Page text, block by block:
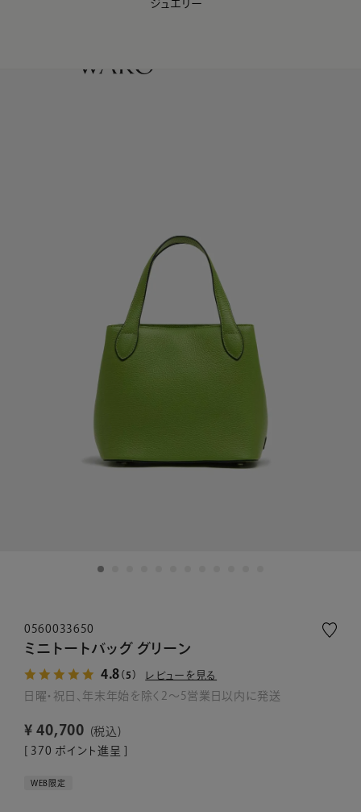
WAKO Membership Program連携はこちら
ジュエリー
0560033650
ミニトートバッグ グリーン
4.8 （5） レビューを見る
日曜・祝日、年末年始を除く2～5営業日以内に発送
¥ 40,700
税込
370 ポイント進呈 ]
WEB限定